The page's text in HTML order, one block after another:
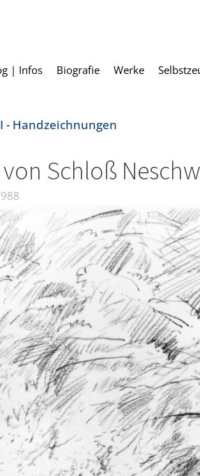
| Infos Biografie Werke
- Handzeichnungen
Schloß